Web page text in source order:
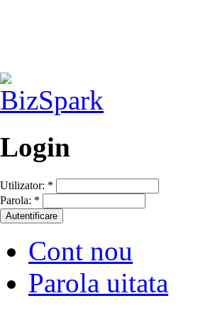
Login
Utilizator: *
Parola: *
Cont nou
Parola uitata